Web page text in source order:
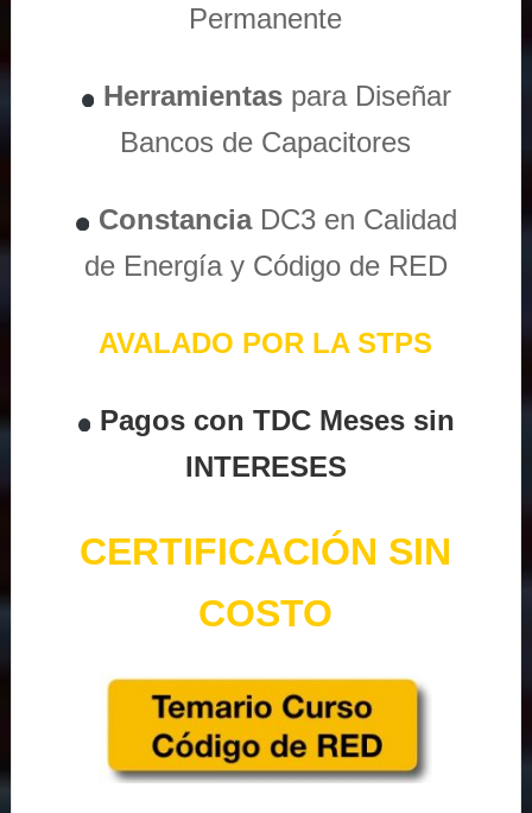
Permanente
Herramientas para Diseñar
Bancos de Capacitores
ConstanciaDC3 en Calidad
de Energía y Código de RED
AVALADO POR LA STPS
Pagos con TDC Meses sin
INTERESES
CERTIFICACIÓN SIN
COSTO